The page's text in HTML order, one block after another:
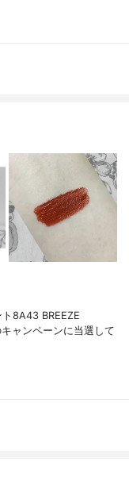
8A43 BREEZE
ャンペーンに当選して